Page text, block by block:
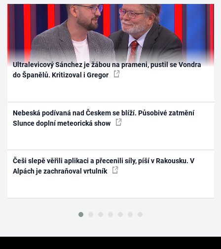
Ultralevicový Sánchez je žábou na prameni, pustil se Vondra
do Španělů. Kritizoval i Gregor
Nebeská podívaná nad Českem se blíží. Působivé zatmění
Slunce doplní meteorická show
Češi slepě věřili aplikaci a přecenili síly, píší v Rakousku. V
Alpách je zachraňoval vrtulník